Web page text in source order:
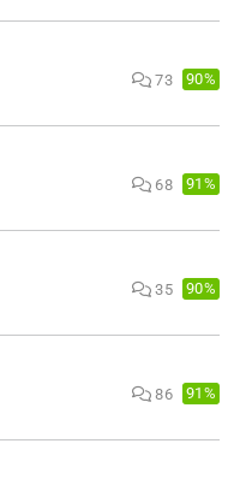
73 90%
68 91%
35 90%
86 91%